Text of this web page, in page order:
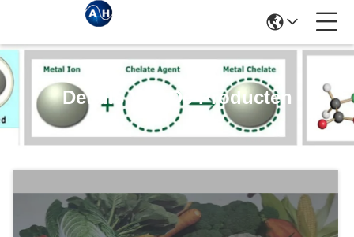
Details Van De Producten